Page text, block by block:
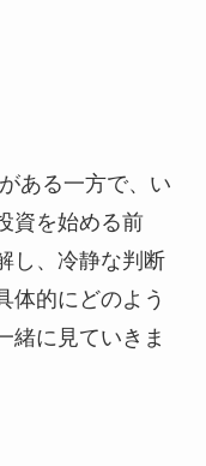
ある一方で、い
資を始める前
し、冷静な判断
体的にどのよう
緒に見ていきま